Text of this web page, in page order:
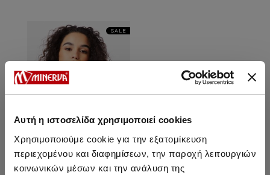
Αυτή η ιστοσελίδα χρησιμοποιεί cookies
Χρησιμοποιούμε cookie για την εξατομίκευση
περιεχομένου και διαφημίσεων, την παροχή λειτουργιών
κοινωνικών μέσων και την ανάλυση της
SALE